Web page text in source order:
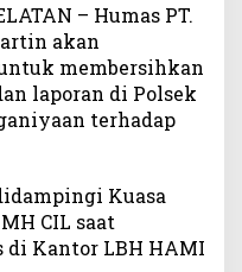
– Humas PT.
akan
membersihkan
laporan di Polsek
terhadap
Kuasa
CIL saat
di Kantor LBH HAMI